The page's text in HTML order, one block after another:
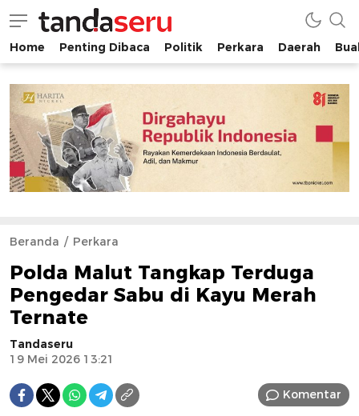
tandaseru.com | Penting Dibaca
tandaseru.com
Home Penting Dibaca Politik Perkara Daerah
Beranda Perkara
Polda Malut Tangkap Terduga
Pengedar Sabu di Kayu Merah
Ternate
Tandaseru
19 Mei 2026 13:21
Komentar